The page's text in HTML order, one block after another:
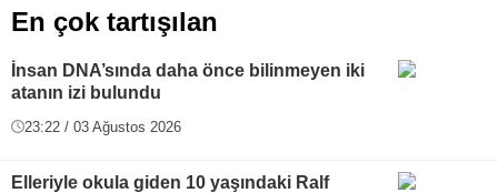
En çok tartışılan
İnsan DNA’sında daha önce bilinmeyen iki
atanın izi bulundu
23:22 / 03 Ağustos 2026
Elleriyle okula giden 10 yaşındaki Ralf